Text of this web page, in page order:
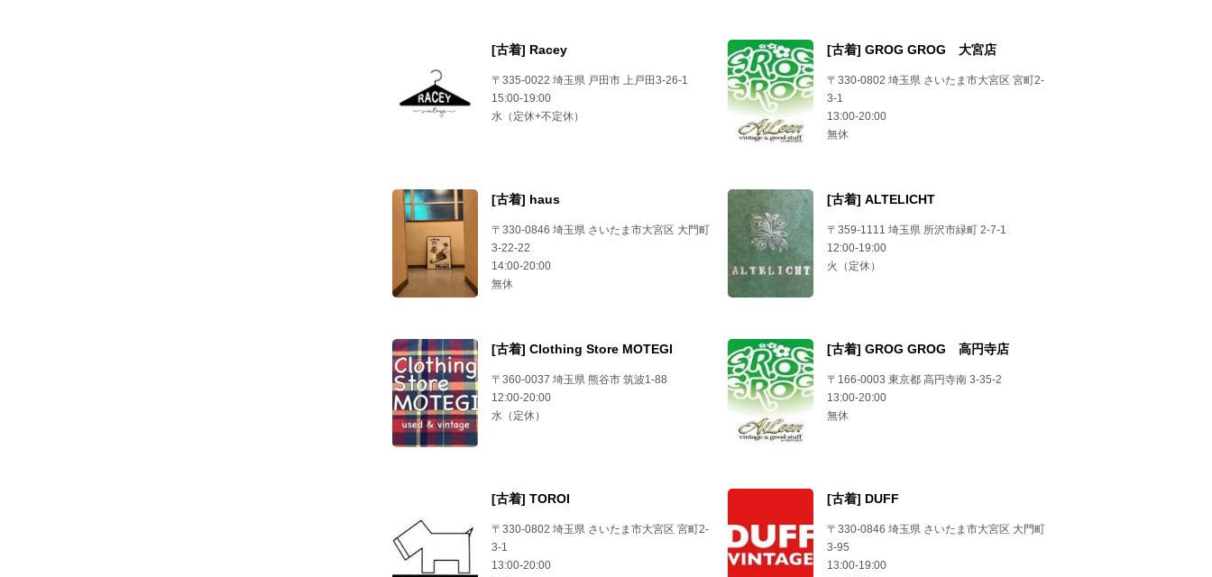
[古着] Racey
〒335-0022 埼玉県 戸田市 上戸田3-26-1
15:00-19:00
水（定休+不定休）
[古着] GROG GROG 大宮店
〒330-0802 埼玉県 さいたま市大宮区 宮町2-
3-1
13:00-20:00
無休
[古着] haus
〒330-0846 埼玉県 さいたま市大宮区 大門町
3-22-22
14:00-20:00
無休
[古着] ALTELICHT
〒359-1111 埼玉県 所沢市緑町 2-7-1
12:00-19:00
火（定休）
[古着] Clothing Store MOTEGI
〒360-0037 埼玉県 熊谷市 筑波1-88
12:00-20:00
水（定休）
[古着] GROG GROG 高円寺店
〒166-0003 東京都 高円寺南 3-35-2
13:00-20:00
無休
[古着] TOROI
〒330-0802 埼玉県 さいたま市大宮区 宮町2-
3-1
13:00-20:00
[古着] DUFF
〒330-0846 埼玉県 さいたま市大宮区 大門町
3-95
13:00-19:00